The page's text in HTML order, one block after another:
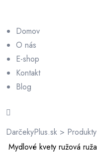
Domov
O nás
E-shop
Kontakt
Blog
DarčekyPlus.sk > Produkty
Mydlové kvety ružová